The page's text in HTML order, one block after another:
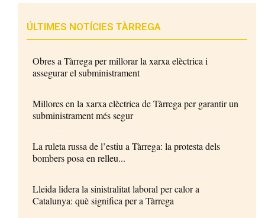
ÚLTIMES NOTÍCIES TÀRREGA
Obres a Tàrrega per millorar la xarxa elèctrica i
assegurar el subministrament
Millores en la xarxa elèctrica de Tàrrega per garantir un
subministrament més segur
La ruleta russa de l’estiu a Tàrrega: la protesta dels
bombers posa en relleu...
Lleida lidera la sinistralitat laboral per calor a
Catalunya: què significa per a Tàrrega